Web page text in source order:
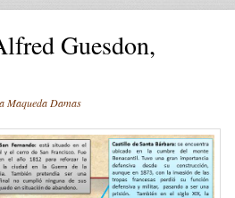
Guesdon,
Maqueda Damas